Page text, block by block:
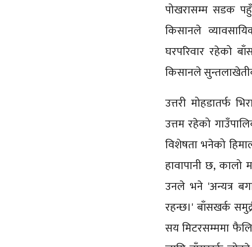
पोखरासम्म सडक
किसानले
घरपरिवार रहेको
किसानले
उत्तरी मोहडातर्फ
उत्तम रहेको
विशेषता भनेको
हावापानी छ,
उनले भने 'अन्यत्र
रहन्छ।' बाँसखर्क
सय मिटरसम्ममा